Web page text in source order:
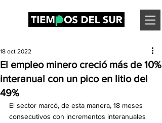
El empleo minero creció más de 10%
interanual con un pico en litio del
49%
18 oct 2022
El sector marcó, de esta manera, 18 meses
consecutivos con incrementos interanuales